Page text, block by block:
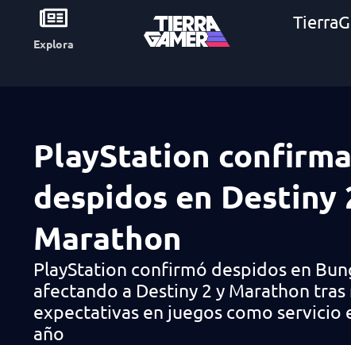
Explora
PlayStation confirma
despidos en Destiny
Marathon
PlayStation confirmó despidos en
afectando a Destiny 2 y Marathon
expectativas en juegos como servicio
año